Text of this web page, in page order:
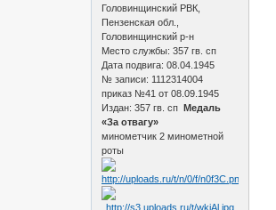
Головинщинский РВК,
Пензенская обл.,
Головинщинский р-н
Место службы: 357 гв. сп
Дата подвига: 08.04.1945
№ записи: 1112314004
приказ №41 от 08.09.1945
Издан: 357 гв. спМедаль
«За отвагу»
минометчик 2 минометной
роты